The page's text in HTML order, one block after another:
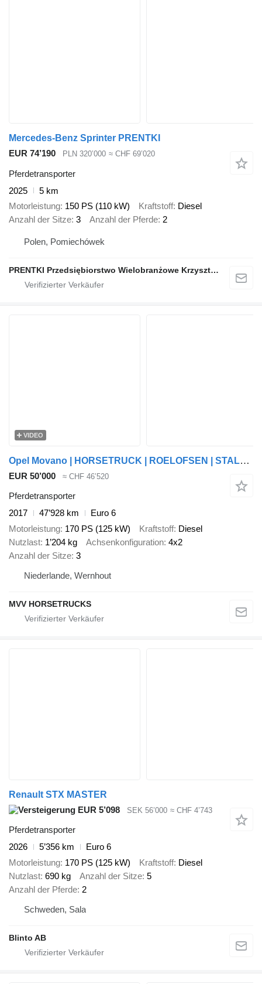
Mercedes-Benz Sprinter PRENTKI
EUR 74’190
PLN 320’000 ≈ CHF 69’020
Pferdetransporter
2025
5 km
Motorleistung 150 PS (110 kW) Kraftstoff Diesel
Anzahl der Sitze 3 Anzahl der Pferde 2
Polen, Pomiechówek
PRENTKI Przedsiębiorstwo Wielobranżowe Krzysztof Prentki
VIDEO
Opel Movano | HORSETRUCK | ROELOFSEN | STALLION 3XL
EUR 50’000 ≈ CHF 46’520
Pferdetransporter
2017
47’928 km
Euro 6
Motorleistung 170 PS (125 kW) Kraftstoff Diesel
Nutzlast 1’204 kg Achsenkonfiguration 4x2
Anzahl der Sitze 3
Niederlande, Wernhout
MVV HORSETRUCKS
Renault STX MASTER
EUR 5’098
SEK 56’000 ≈ CHF 4’743
Pferdetransporter
2026
5’356 km
Euro 6
Motorleistung 170 PS (125 kW) Kraftstoff Diesel
Nutzlast 690 kg Anzahl der Sitze 5
Anzahl der Pferde 2
Schweden, Sala
Blinto AB